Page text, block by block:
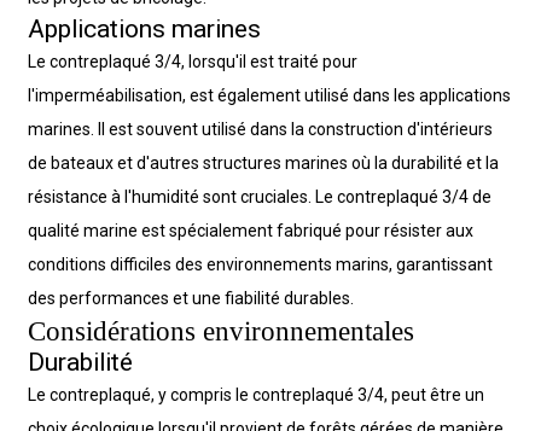
Applications marines
Le contreplaqué 3/4, lorsqu'il est traité pour
l'imperméabilisation, est également utilisé dans les applications
marines. Il est souvent utilisé dans la construction d'intérieurs
de bateaux et d'autres structures marines où la durabilité et la
résistance à l'humidité sont cruciales. Le contreplaqué 3/4 de
qualité marine est spécialement fabriqué pour résister aux
conditions difficiles des environnements marins, garantissant
des performances et une fiabilité durables.
Considérations environnementales
Durabilité
Le contreplaqué, y compris le contreplaqué 3/4, peut être un